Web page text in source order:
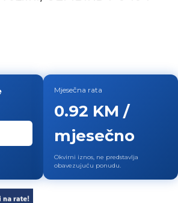
Mjesečna rata
0.92 KM /
mjesečno
Okvirni iznos, ne predstavlja
obavezujuću ponudu.